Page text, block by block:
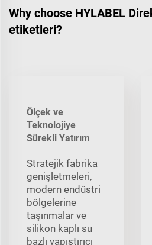
Why choose HYLABEL
etiketleri?
Ölçek ve
Teknolojiye
Sürekli Yatırım
Stratejik fabrika
genişletmeleri,
modern endüstri
bölgelerine
taşınmalar ve
silikon kaplı su
bazlı yapıştırıcı